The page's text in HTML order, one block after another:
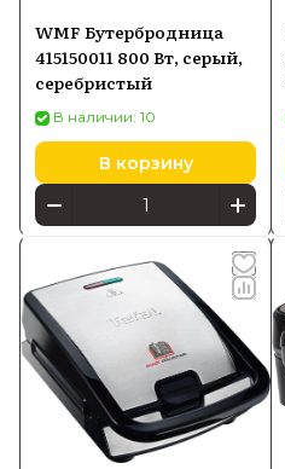
WMF Бутербродница
415150011 800 Вт, серый,
серебристый
В наличии: 10
В корзину